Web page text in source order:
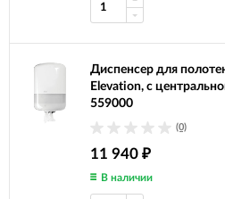
Диспенсер для
Elevation, с
559000
(0)
11 940 ₽
В наличии